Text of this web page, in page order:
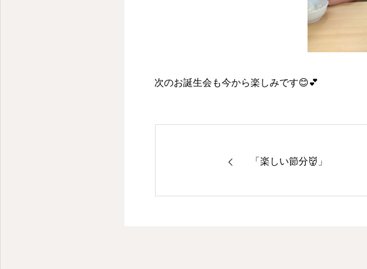
次のお誕生会も今から楽しみです😊💕
「楽しい節分👹」